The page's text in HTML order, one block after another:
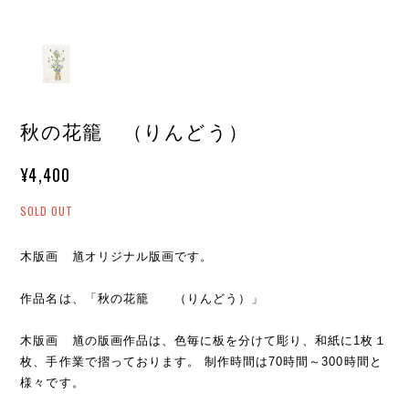
秋の花籠 （りんどう）
¥4,400
SOLD OUT
木版画 馗オリジナル版画です。
作品名は、「秋の花籠 （りんどう）」
木版画 馗の版画作品は、色毎に板を分けて彫り、和紙に1枚１
枚、手作業で摺っております。 制作時間は70時間～300時間と
様々です。